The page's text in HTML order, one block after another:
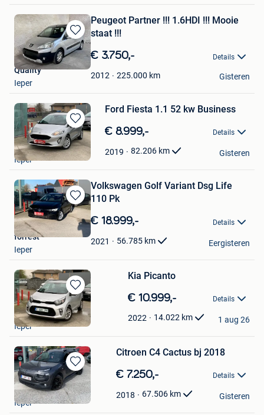
Bewaren
in
Mijn
Favorieten
Peugeot Partner !!! 1.6HDI !!! Mooie
staat !!!
€ 3.750,- Details
2012 225.000 km
Quality
Ieper
Gisteren
Bewaren
in
Mijn
Favorieten
Ford Fiesta 1.1 52 kw Business
€ 8.999,- Details
2019 82.206 km
forrest
Ieper
Gisteren
Bewaren
in
Mijn
Favorieten
Volkswagen Golf Variant Dsg Life
110 Pk
€ 18.999,- Details
2021 56.785 km
forrest
Ieper
Eergisteren
Bewaren
in
Mijn
Favorieten
Kia Picanto
€ 10.999,- Details
2022 14.022 km
forrest
Ieper
1 aug 26
Bewaren
in
Mijn
Favorieten
Citroen C4 Cactus bj 2018
€ 7.250,- Details
2018 67.506 km
forrest
Ieper
Gisteren